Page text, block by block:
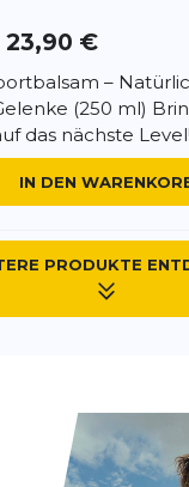
laktosefrei,
23,90 €
–
(250 ml)
das nächste
IN DEN
PRODUKTE